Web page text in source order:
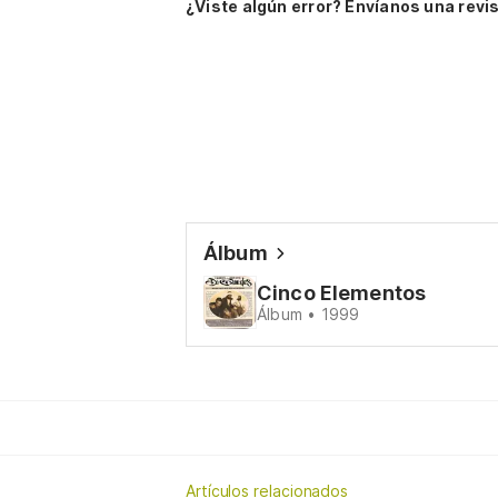
¿Viste algún error? Envíanos una
Álbum
Cinco Elementos
Álbum • 1999
Artículos relacionados